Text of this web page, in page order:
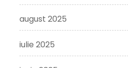
august 2025
iulie 2025